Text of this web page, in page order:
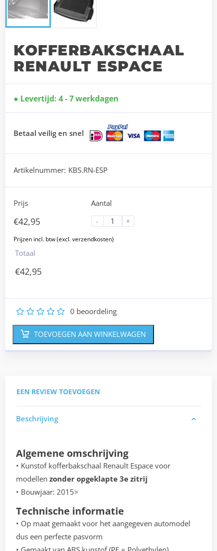
KOFFERBAKSCHAAL
RENAULT ESPACE
Levertijd: 4 - 7 werkdagen
Betaal veilig en snel
Artikelnummer: KBS.RN-ESP
Prijs
€42,95
Aantal
-
+
Totaal
€42,95
5
4
3
2 0 beoordeling
TOEVOEGEN AAN WINKELWAGEN
EEN REVIEW TOEVOEGEN
Beschrijving
Algemene omschrijving
• Kunstof kofferbakschaal Renault Espace voor
modellenzonder opgeklapte 3e zitrij
• Bouwjaar: 2015>
Technische informatie
• Op maat gemaakt voor het aangegeven automodel
dus een perfecte pasvorm